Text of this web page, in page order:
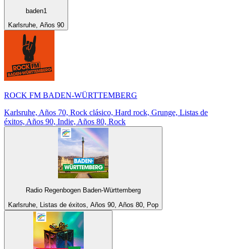
baden1
Karlsruhe, Años 90
ROCK FM BADEN-WÜRTTEMBERG
Karlsruhe, Años 70, Rock clásico, Hard rock, Grunge, Listas de
éxitos, Años 90, Indie, Años 80, Rock
Radio Regenbogen Baden-Württemberg
Karlsruhe, Listas de éxitos, Años 90, Años 80, Pop